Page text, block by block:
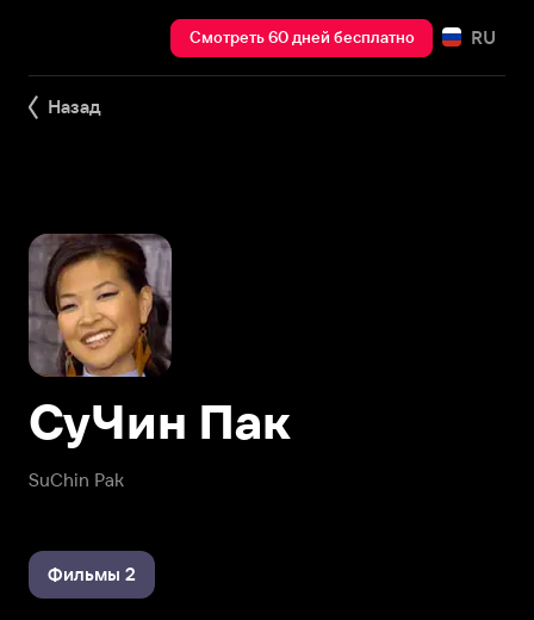
Смотреть 60 дней бесплатно RU
Назад
SuChin Pak
СуЧин Пак
Фильмы 2